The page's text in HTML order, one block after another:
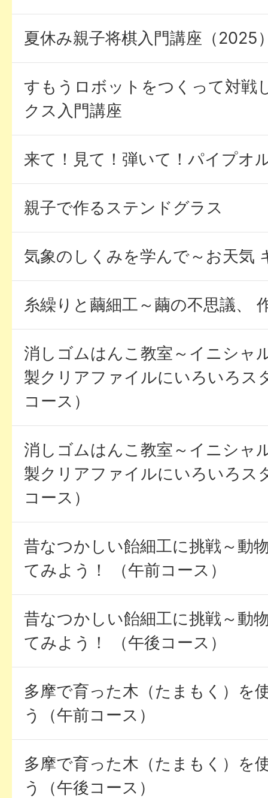
夏休み親子将棋入門講座（2025
すもうロボットをつくって対戦
クス入門講座
来て！見て！弾いて！パイプオ
親子で作るステンドグラス
気象のしくみを学んで～お天気
糸繰りと繭細工～繭の不思議、
消しゴムはんこ教室～イニシャ
製クリアファイルにいろいろス
コース）
消しゴムはんこ教室～イニシャ
製クリアファイルにいろいろス
コース）
昔なつかしい飴細工に挑戦～動
てみよう！ （午前コース）
昔なつかしい飴細工に挑戦～動
てみよう！ （午後コース）
多摩で育った木（たまもく）を
う（午前コース）
多摩で育った木（たまもく）を
う（午後コース）